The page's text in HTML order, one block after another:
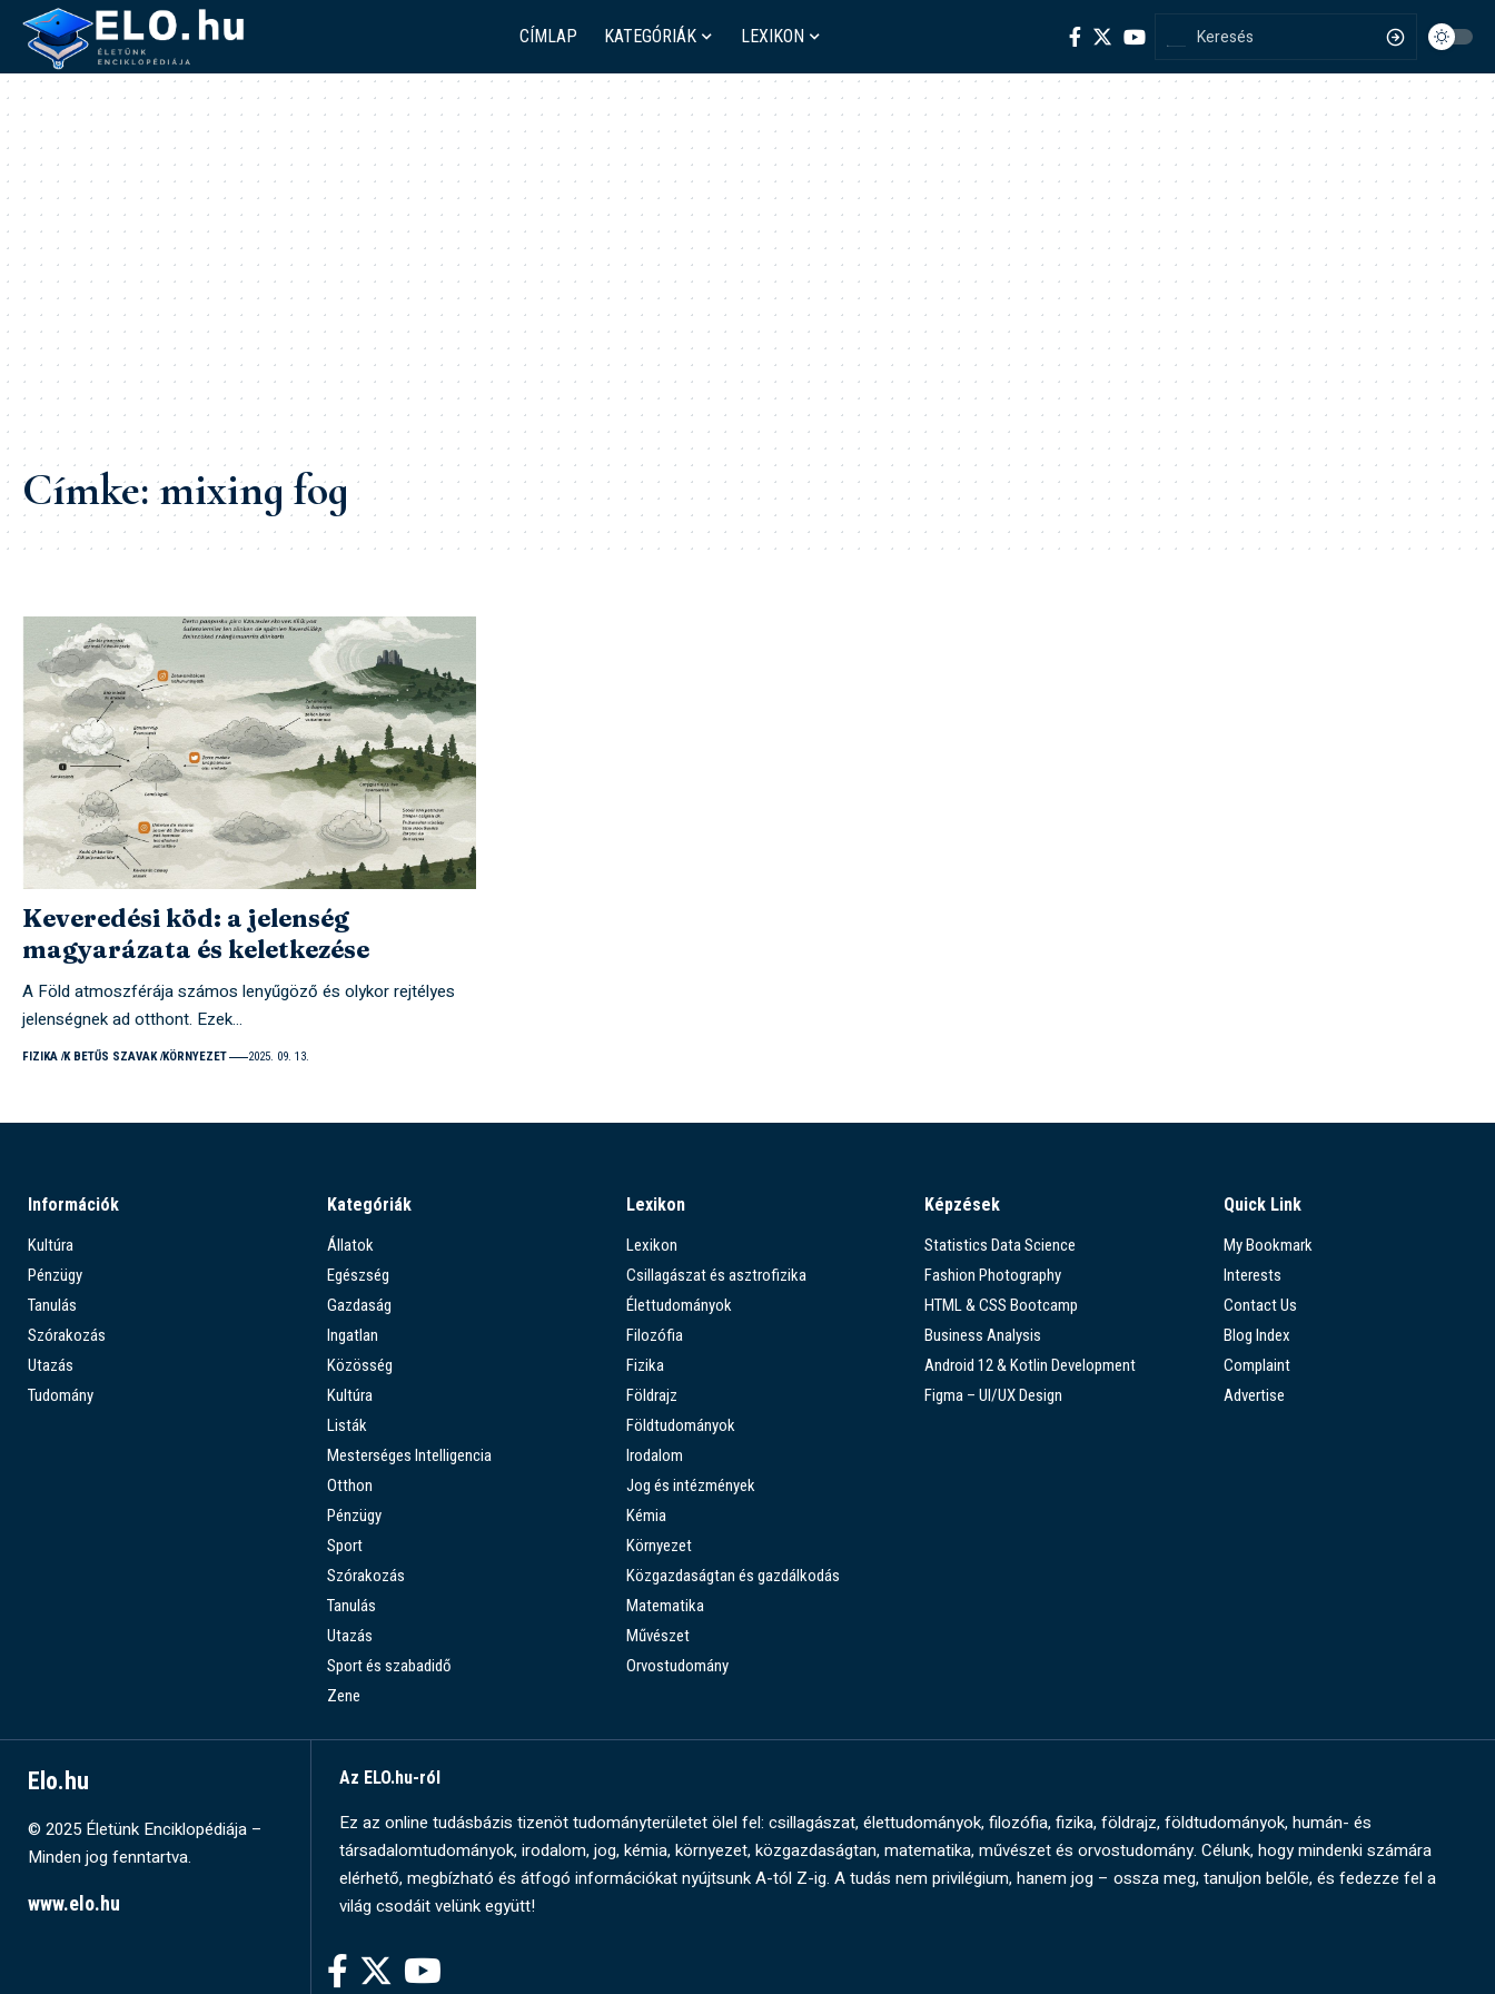
CÍMLAP KATEGÓRIÁK LEXIKON
Címke:mixing fog
Keveredési köd: a jelenség
magyarázata és keletkezése
A Föld atmoszférája számos lenyűgöző és olykor rejtélyes
jelenségnek ad otthont. Ezek…
FIZIKA K BETŰS SZAVAK KÖRNYEZET 2025. 09. 13.
Információk
Kultúra
Pénzügy
Tanulás
Szórakozás
Utazás
Tudomány
Kategóriák
Állatok
Egészség
Gazdaság
Ingatlan
Közösség
Kultúra
Listák
Mesterséges Intelligencia
Otthon
Pénzügy
Sport
Szórakozás
Tanulás
Utazás
Sport és szabadidő
Zene
Lexikon
Lexikon
Csillagászat és asztrofizika
Élettudományok
Filozófia
Fizika
Földrajz
Földtudományok
Irodalom
Jog és intézmények
Kémia
Környezet
Közgazdaságtan és gazdálkodás
Matematika
Művészet
Orvostudomány
Képzések
Statistics Data Science
Fashion Photography
HTML & CSS Bootcamp
Business Analysis
Android 12 & Kotlin Development
Figma – UI/UX Design
Quick Link
My Bookmark
Interests
Contact Us
Blog Index
Complaint
Advertise
Elo.hu
© 2025 Életünk Enciklopédiája –
Minden jog fenntartva.
www.elo.hu
Az ELO.hu-ról
Ez az online tudásbázis tizenöt tudományterületet ölel fel: csillagászat, élettudományok, filozófia, fizika, földrajz, földtudományok, humán- és
társadalomtudományok, irodalom, jog, kémia, környezet, közgazdaságtan, matematika, művészet és orvostudomány. Célunk, hogy mindenki számára
elérhető, megbízható és átfogó információkat nyújtsunk A-tól Z-ig. A tudás nem privilégium, hanem jog – ossza meg, tanuljon belőle, és fedezze fel a
világ csodáit velünk együtt!